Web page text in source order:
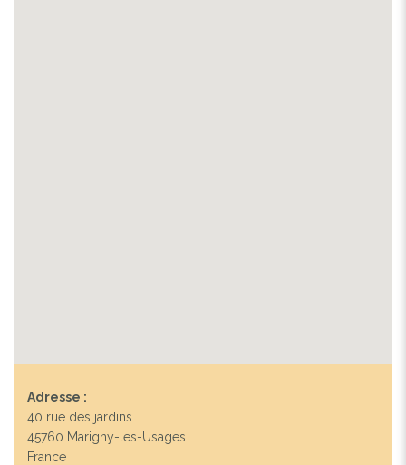
Adresse :
40 rue des jardins
45760 Marigny-les-Usages
France